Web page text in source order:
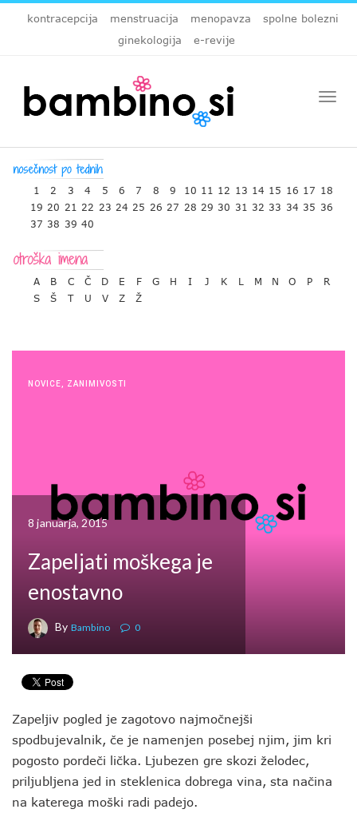
kontracepcija menstruacija menopavza
spolne bolezni
ginekologija
e-revije
1 2 3 4 5 6 7 8 9 10 11 12 13 14 15 16 17 18
19 20 21 22 23 24 25 26 27 28 29 30 31 32 33 34 35 36
37 38 39 40
A B C Č D E F G H I J K L M N O P
R
S
Š T U V Z Ž
NOVICE ZANIMIVOSTI
8 januarja, 2015
Zapeljati moškega je
enostavno
By Bambino 0
Zapeljiv pogled je zagotovo najmočnejši
spodbujevalnik, če je namenjen posebej njim, jim kri
pogosto pordeči lička. Ljubezen gre skozi želodec,
priljubljena jed in steklenica dobrega vina, sta načina
na katerega moški radi padejo.